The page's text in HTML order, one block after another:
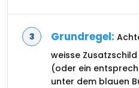
Grundregel:
weisse
(oder ein
unter dem blauen